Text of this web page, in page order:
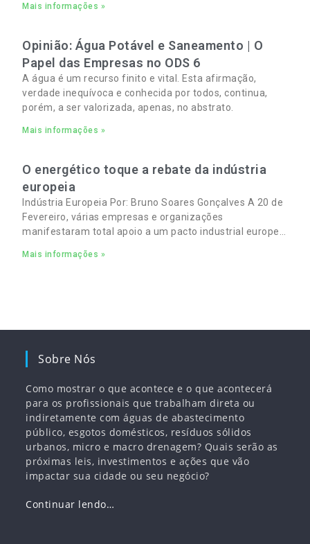
e familiares cada vez mais apertados.
Mais informações »
Opinião: Água Potável e Saneamento | O
Papel das Empresas no ODS 6
A água é um recurso finito e vital. Esta afirmação,
verdade inequívoca e conhecida por todos, continua,
porém, a ser valorizada, apenas, no abstrato.
Mais informações »
O energético toque a rebate da indústria
europeia
Indústria Europeia Por: Bruno Soares Gonçalves A 20 de
Fevereiro, várias empresas e organizações
manifestaram total apoio a um pacto industrial europeu
empregos
Mais informações »
Sobre Nós
Como mostrar o que acontece e o que acontecerá
para os profissionais que trabalham direta ou
indiretamente com águas de abastecimento
público, esgotos domésticos, resíduos sólidos
urbanos, micro e macro drenagem? Quais serão as
próximas leis, investimentos e ações que vão
impactar sua cidade ou seu negócio?
Continuar lendo…